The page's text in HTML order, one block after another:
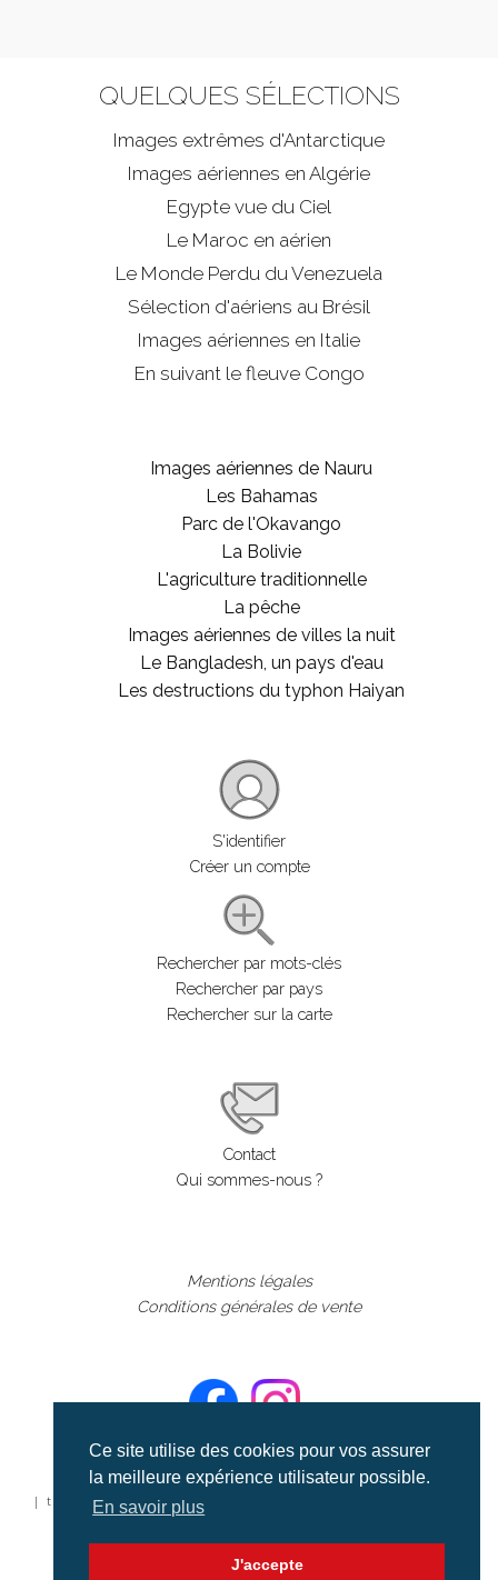
Ce site utilise des cookies pour vos assurer
la meilleure expérience utilisateur possible.
En savoir plus
J'accepte
QUELQUES SÉLECTIONS
Images extrêmes d'Antarctique
Images aériennes en Algérie
Egypte vue du Ciel
Le Maroc en aérien
Le Monde Perdu du Venezuela
Sélection d'aériens au Brésil
Images aériennes en Italie
En suivant le fleuve Congo
Images aériennes de Nauru
Les Bahamas
Parc de l'Okavango
La Bolivie
L'agriculture traditionnelle
La pêche
Images aériennes de villes la nuit
Le Bangladesh, un pays d'eau
Les destructions du typhon Haiyan
S'identifier
Créer un compte
Rechercher par mots-clés
Rechercher par pays
Rechercher sur la carte
Contact
Qui sommes-nous ?
Mentions légales
Conditions générales de vente
©aerialcollection marque déposée 2024
| tous droits réservés | aerialcollection.fr banque d'images
aériennes et documentaires video et cinéma |